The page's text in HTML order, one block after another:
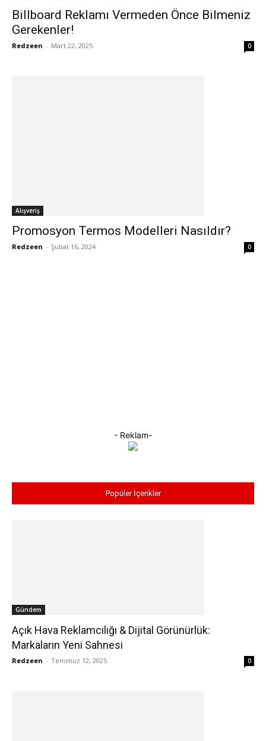
Billboard Reklamı Vermeden Önce Bilmeniz
Gerekenler!
Redzeen - Mart 22, 2025 0
Alışveriş
Promosyon Termos Modelleri Nasıldır?
Redzeen - Şubat 16, 2024 0
- Reklam-
Popüler İçerikler
Gündem
Açık Hava Reklamcılığı & Dijital Görünürlük:
Markaların Yeni Sahnesi
Redzeen - Temmuz 12, 2025 0